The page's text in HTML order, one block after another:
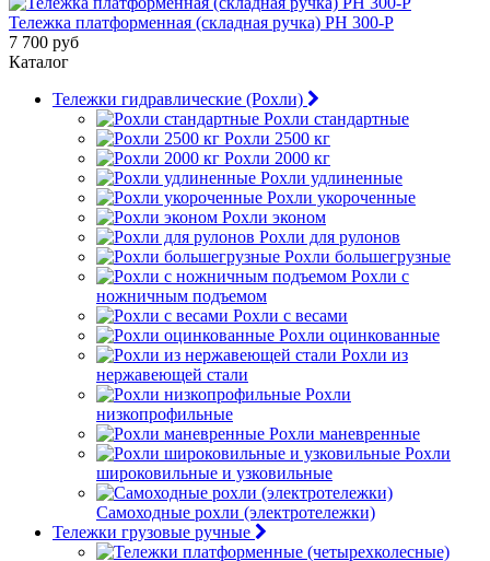
Тележка платформенная (складная ручка) PH 300-P
7 700 руб
Каталог
Тележки гидравлические (Рохли)
Рохли стандартные
Рохли 2500 кг
Рохли 2000 кг
Рохли удлиненные
Рохли укороченные
Рохли эконом
Рохли для рулонов
Рохли большегрузные
Рохли с
ножничным подъемом
Рохли с весами
Рохли оцинкованные
Рохли из
нержавеющей стали
Рохли
низкопрофильные
Рохли маневренные
Рохли
широковильные и узковильные
Самоходные рохли (электротележки)
Тележки грузовые ручные